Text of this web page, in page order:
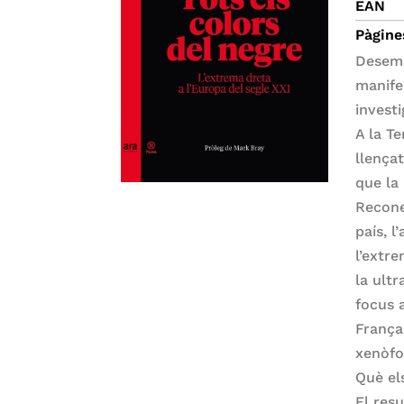
EAN
A la
que la
país,
la
focus
Què